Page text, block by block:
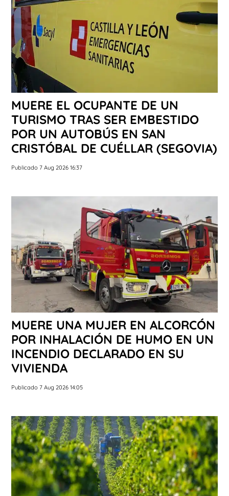
MUERE EL OCUPANTE DE UN
TURISMO TRAS SER EMBESTIDO
POR UN AUTOBÚS EN SAN
CRISTÓBAL DE CUÉLLAR (SEGOVIA)
Publicado 7 Aug 2026 16:37
MUERE UNA MUJER EN ALCORCÓN
POR INHALACIÓN DE HUMO EN UN
INCENDIO DECLARADO EN SU
VIVIENDA
Publicado 7 Aug 2026 14:05